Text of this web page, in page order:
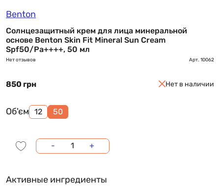
Benton
Солнцезащитный крем для лица минеральной
основе Benton Skin Fit Mineral Sun Cream
Spf50/Pa++++, 50 мл
Нет отзывов Арт. 10062
850 грн Нет в наличии
Об'єм 12 50
- +
Активные ингредиенты